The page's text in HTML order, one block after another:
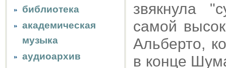
библиотека
академическая
музыка
аудиоархив
звякнула
самой
Альберто,
в конце